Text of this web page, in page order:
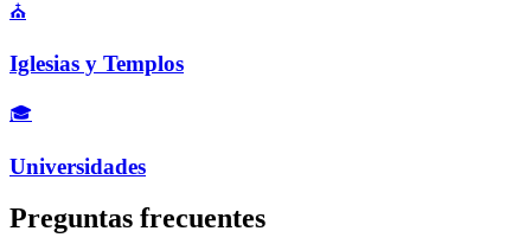
⛪
Iglesias y Templos
🎓
Universidades
Preguntas frecuentes